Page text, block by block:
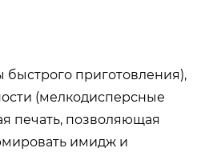
приготовления),
(мелкодисперсные
печать, позволяющая
имидж и